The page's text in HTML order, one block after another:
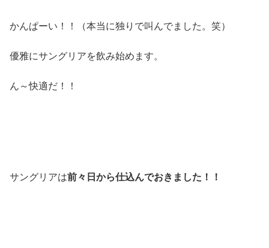
かんぱーい！！（本当に独りで叫んでました。笑）
優雅にサングリアを飲み始めます。
ん～快適だ！！
サングリアは前々日から仕込んでおきました！！